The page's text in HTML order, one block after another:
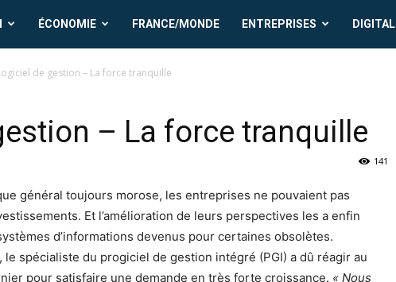
ÉCONOMIE FRANCE/MONDE ENTREPRISES DIGITAL
de gestion – La force tranquille
– La force tranquille
141
général toujours morose, les entreprises ne pouvaient pas
Et l’amélioration de leurs perspectives les a enfin
d’informations devenus pour certaines obsolètes.
le spécialiste du progiciel de gestion intégré (PGI) a dû réagir au
pour satisfaire une demande en très forte croissance. « Nous